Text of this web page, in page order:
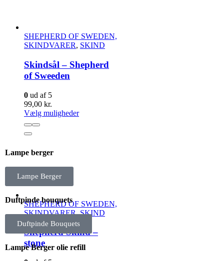
SHEPHERD OF SWEDEN,
SKINDVARER, SKIND
Skindsål – Shepherd
of Sweeden
0 ud af 5
99,00 kr.
Vælg muligheder
SHEPHERD OF SWEDEN,
SKINDVARER,SKIND
Shepherd Skind –
stone
Lampe berger
Lampe Berger
Duftpinde bouquets
Duftpinde Bouquets
Lampe Berger olie refill